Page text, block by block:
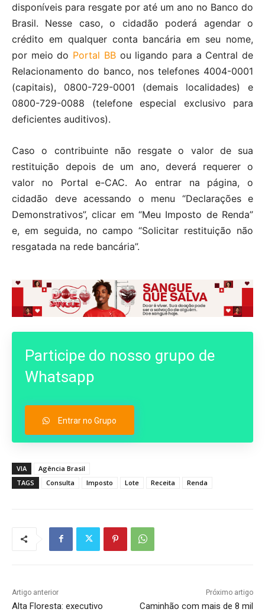
disponíveis para resgate por até um ano no Banco do
Brasil. Nesse caso, o cidadão poderá agendar o
crédito em qualquer conta bancária em seu nome,
por meio do Portal BBou ligando para a Central de
Relacionamento do banco, nos telefones 4004-0001
(capitais), 0800-729-0001 (demais localidades) e
0800-729-0088 (telefone especial exclusivo para
deficientes auditivos).
Caso o contribuinte não resgate o valor de sua
restituição depois de um ano, deverá requerer o
valor no Portal e-CAC. Ao entrar na página, o
cidadão deve acessando o menu “Declarações e
Demonstrativos”, clicar em “Meu Imposto de Renda”
e, em seguida, no campo “Solicitar restituição não
resgatada na rede bancária”.
Participe do nosso grupo de
Whatsapp
Entrar no Grupo
VIA
Agência Brasil
TAGS
Consulta Imposto Lote Receita Renda
Artigo anterior
Alta Floresta: executivo
Próximo artigo
Caminhão com mais de 8 mil